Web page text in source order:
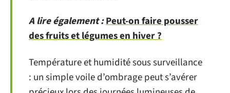
A lire également :Peut-on faire pousser
des fruits et légumes en hiver ?
Température et humidité sous surveillance
: un simple voile d’ombrage peut s’avérer